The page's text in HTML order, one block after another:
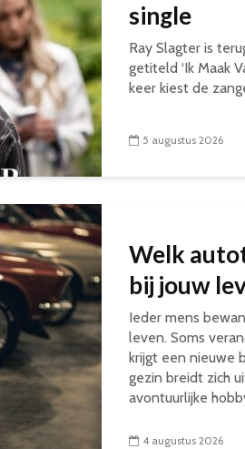
single
Ray Slagter is
getiteld ‘Ik Maak
keer kiest de
5 augustus 2026
Welk
bij jouw
Ieder mens
leven. Soms
krijgt een nieuwe
gezin breidt zich
avontuurlijke
4 augustus 2026